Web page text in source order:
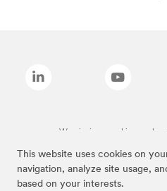
This website uses cookies on
navigation, analyze site usage,
based on your interests.
Wymienione marki są